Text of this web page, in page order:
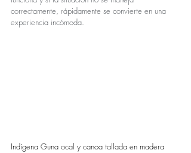
correctamente, rápidamente se convierte en una
experiencia incómoda.
Indígena Guna ocal y canoa tallada en madera